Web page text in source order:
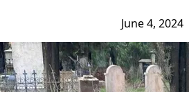
June 4, 2024